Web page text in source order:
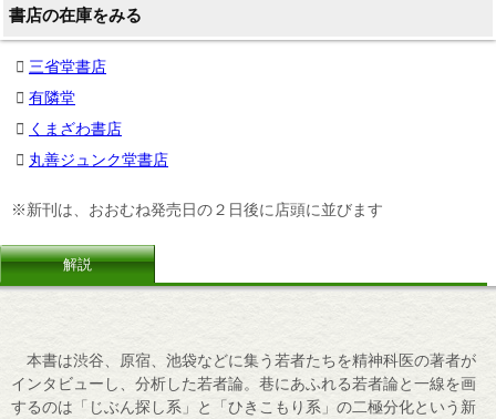
書店の在庫をみる
三省堂書店
有隣堂
くまざわ書店
丸善ジュンク堂書店
※新刊は、おおむね発売日の２日後に店頭に並びます
解説
本書は渋谷、原宿、池袋などに集う若者たちを精神科医の著者が
インタビューし、分析した若者論。巷にあふれる若者論と一線を画
するのは「じぶん探し系」と「ひきこもり系」の二極分化という新